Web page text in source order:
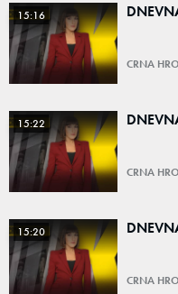
15:16
CRNA
15:22
CRNA
15:20
CRNA